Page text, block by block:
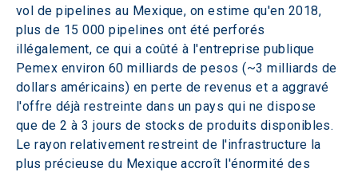
vol de pipelines au Mexique, on estime qu'en 2018,
plus de 15 000 pipelines ont été perforés
illégalement, ce qui a coûté à l'entreprise publique
Pemex environ 60 milliards de pesos (~3 milliards de
dollars américains) en perte de revenus et a aggravé
l'offre déjà restreinte dans un pays qui ne dispose
que de 2 à 3 jours de stocks de produits disponibles.
Le rayon relativement restreint de l'infrastructure la
plus précieuse du Mexique accroît l'énormité des